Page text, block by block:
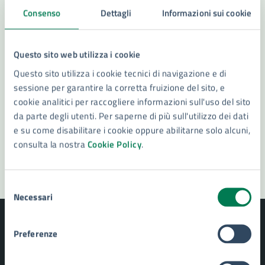
Consenso Dettagli Informazioni sui cookie
Questo sito web utilizza i cookie
Questo sito utilizza i cookie tecnici di navigazione e di
sessione per garantire la corretta fruizione del sito, e
cookie analitici per raccogliere informazioni sull'uso del sito
da parte degli utenti. Per saperne di più sull'utilizzo dei dati
e su come disabilitare i cookie oppure abilitarne solo alcuni,
consulta la nostraCookie Policy.
delNecessari
Preferenze
Leggi le domande frequenti
Numero verde 800299507
Prenota appuntamento
Problemi in città
Segnala disservizio